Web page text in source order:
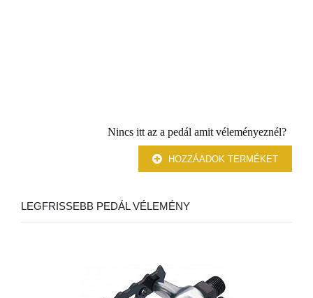
Nincs itt az a pedál amit véleményeznél?
HOZZÁADOK TERMÉKET
LEGFRISSEBB PEDÁL VÉLEMÉNY